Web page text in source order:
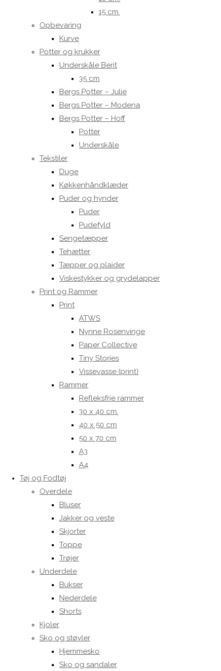
15 cm.
Opbevaring
Kurve
Potter og krukker
Underskåle Berit
35 cm
Bergs Potter – Julie
Bergs Potter – Modena
Bergs Potter – Hoff
Potter
Underskåle
Tekstiler
Duge
Køkkenhåndklæder
Puder og hynder
Puder
Pudefyld
Sengetæpper
Tehætter
Tæpper og plaider
Viskestykker og grydelapper
Print og Rammer
Print
ATWS
Nynne Rosenvinge
Paper Collective
Tiny Stories
Vissevasse (print)
Rammer
Refleksfrie rammer
30 x 40 cm.
40 x 50 cm
50 x 70 cm
A3
A4
Tøj og Fodtøj
Overdele
Bluser
Jakker og veste
Skjorter
Toppe
Trøjer
Underdele
Bukser
Nederdele
Shorts
Kjoler
Sko og støvler
Hjemmesko
Sko og sandaler